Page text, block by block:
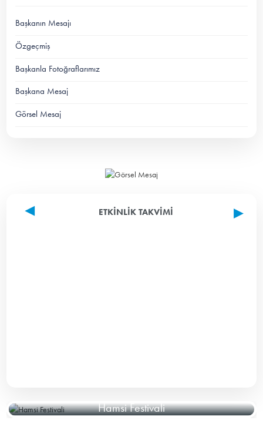
Başkanın Mesajı
Özgeçmiş
Başkanla Fotoğraflarımız
Başkana Mesaj
Görsel Mesaj
ETKINLIK TAKVIMI
Hamsi Festivali